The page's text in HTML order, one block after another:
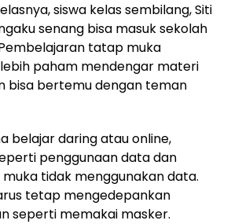
siswa kelas sembilang, Siti
senang bisa masuk sekolah
tatap muka
paham mendengar materi
bisa bertemu dengan teman
belajar daring atau online,
penggunaan data dan
tidak menggunakan data.
tetap mengedepankan
seperti memakai masker.